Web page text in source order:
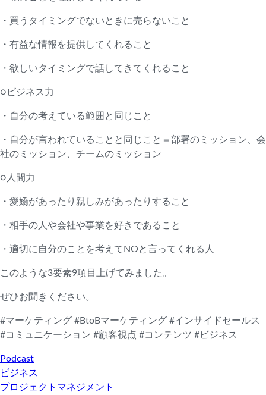
・買うタイミングでないときに売らないこと
・有益な情報を提供してくれること
・欲しいタイミングで話してきてくれること
○ビジネス力
・自分の考えている範囲と同じこと
・自分が言われていることと同じこと＝部署のミッション、会
社のミッション、チームのミッション
○人間力
・愛嬌があったり親しみがあったりすること
・相手の人や会社や事業を好きであること
・適切に自分のことを考えてNOと言ってくれる人
このような3要素9項目上げてみました。
ぜひお聞きください。
#マーケティング #BtoBマーケティング #インサイドセールス
#コミュニケーション #顧客視点 #コンテンツ #ビジネス
Podcast
ビジネス
プロジェクトマネジメント